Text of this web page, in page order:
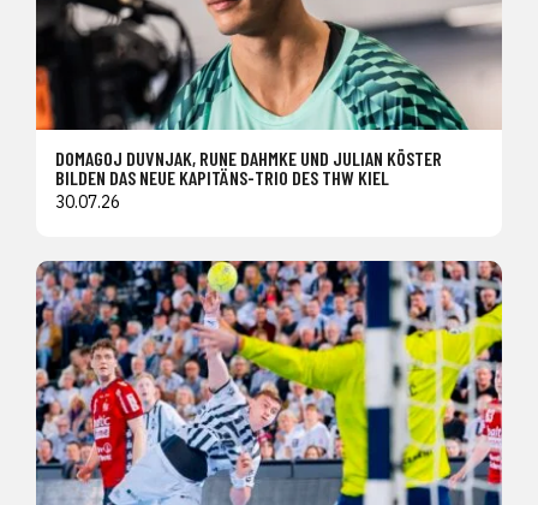
DOMAGOJ DUVNJAK, RUNE DAHMKE UND JULIAN KÖSTER
BILDEN DAS NEUE KAPITÄNS-TRIO DES THW KIEL
30.07.26